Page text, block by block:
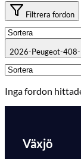
Filtrera fordon
2026-Peugeot-
Inga fordon
Växjö